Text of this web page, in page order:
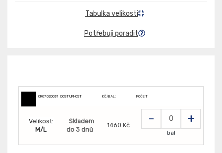
Tabulka velikosti
Potřebuji poradit
CR0702003799999DOSTUPNOST KČ/BAL: POČET
Velikost:
M/L
Skladem
do 3 dnů
1460 Kč - +
bal